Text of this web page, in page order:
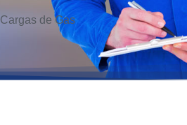
Cargas de Gas